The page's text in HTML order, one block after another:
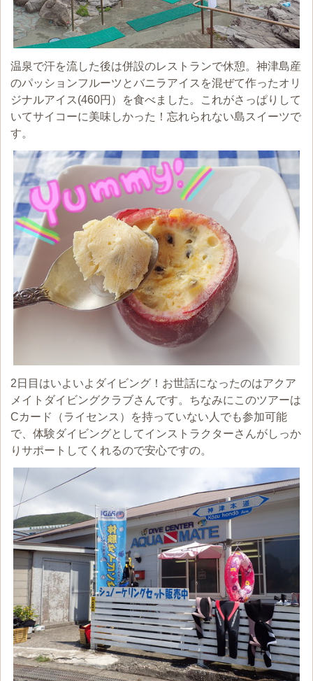
温泉で汗を流した後は併設のレストランで休憩。神津島産
のパッションフルーツとバニラアイスを混ぜて作ったオリ
ジナルアイス(460円）を食べました。これがさっぱりして
いてサイコーに美味しかった！忘れられない島スイーツで
す。
2日目はいよいよダイビング！お世話になったのはアクア
メイトダイビングクラブさんです。ちなみにこのツアーは
Cカード（ライセンス）を持っていない人でも参加可能
で、体験ダイビングとしてインストラクターさんがしっか
りサポートしてくれるので安心ですの。